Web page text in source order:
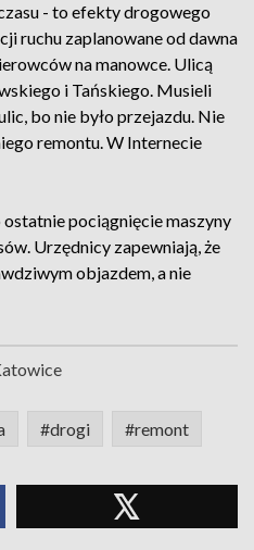
- to efekty drogowego
ruchu zaplanowane od dawna
na manowce. Ulicą
i Tańskiego. Musieli
bo nie było przejazdu. Nie
remontu. W Internecie
pociągnięcie maszyny
Urzędnicy zapewniają, że
objazdem, a nie
#drogi #remont